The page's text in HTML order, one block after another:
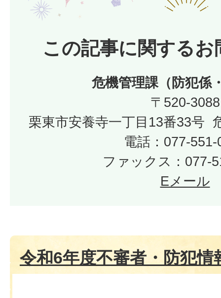
この記事に関するお
危機管理課（防犯係
〒520-3088
栗東市安養寺一丁目13番33号
電話：077-551-
ファックス：077-
Eメール
令和6年度不審者・防犯情